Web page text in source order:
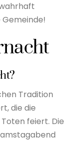
Tradition
die die
feiert. Die